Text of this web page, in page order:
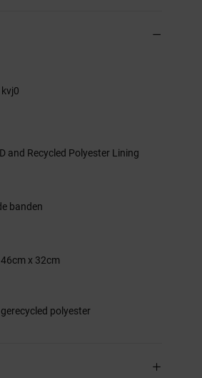
kvj0
and Recycled Polyester Lining
banden
x 32cm
polyester